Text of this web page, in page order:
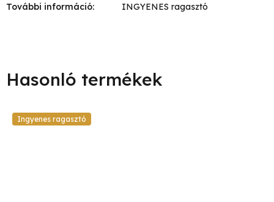
További információ: INGYENES ragasztó
Ingyenes ragasztó